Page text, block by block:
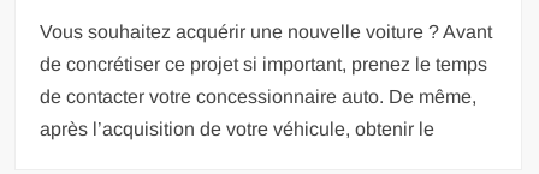
Vous souhaitez acquérir une nouvelle voiture ? Avant
de concrétiser ce projet si important, prenez le temps
de contacter votre concessionnaire auto. De même,
après l’acquisition de votre véhicule, obtenir le